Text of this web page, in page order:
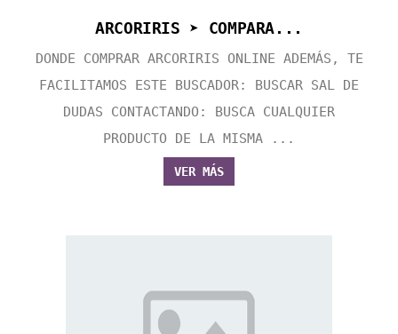
ARCORIRIS ➤ COMPARA...
DONDE COMPRAR ARCORIRIS ONLINE ADEMÁS, TE
FACILITAMOS ESTE BUSCADOR: BUSCAR SAL DE
DUDAS CONTACTANDO: BUSCA CUALQUIER
PRODUCTO DE LA MISMA ...
VER MÁS